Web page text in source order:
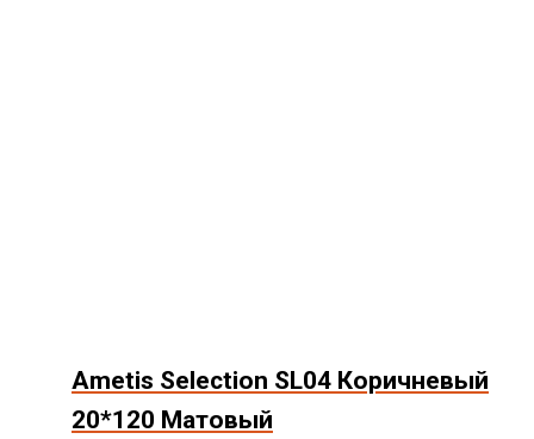
Ametis Selection SL04 Коричневый
20*120 Матовый